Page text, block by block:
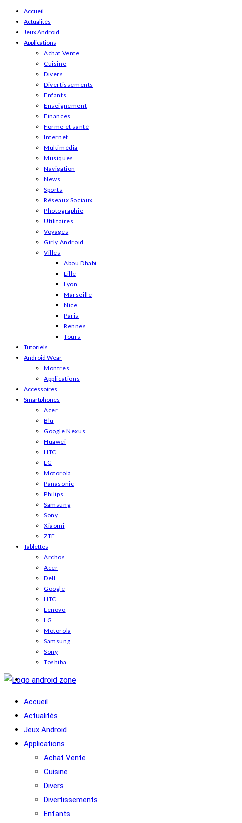
Skip
content
Accueil
Actualités
Jeux Android
Applications
Achat Vente
Cuisine
Divers
Divertissements
Enfants
Enseignement
Finances
Forme et santé
Internet
Multimédia
Musiques
Navigation
News
Sports
Réseaux Sociaux
Photographie
Utilitaires
Voyages
Girly Android
Villes
Abou Dhabi
Lille
Lyon
Marseille
Nice
Paris
Rennes
Tours
Tutoriels
Android Wear
Montres
Applications
Accessoires
Smartphones
Acer
Blu
Google Nexus
Huawei
HTC
LG
Motorola
Panasonic
Philips
Samsung
Sony
Xiaomi
ZTE
Tablettes
Archos
Acer
Dell
Google
HTC
Lenovo
LG
Motorola
Samsung
Sony
Toshiba
Accueil
Actualités
Jeux Android
Applications
Achat Vente
Cuisine
Divers
Divertissements
Enfants